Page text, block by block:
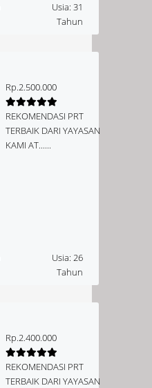
Usia: 31
Tahun
Rp.2.500.000
REKOMENDASI PRT
TERBAIK DARI YAYASAN
KAMI AT......
Usia: 26
Tahun
Rp.2.400.000
REKOMENDASI PRT
TERBAIK DARI YAYASAN